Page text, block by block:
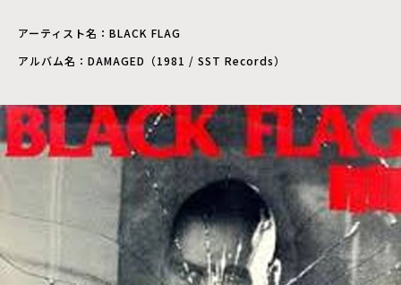
アーティスト名：BLACK FLAG
アルバム名：DAMAGED（1981 / SST Records）